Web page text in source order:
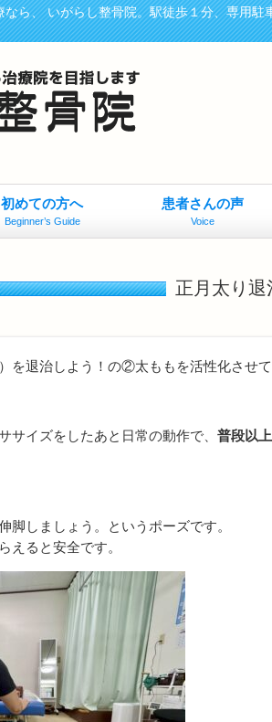
なら、 いがらし整骨院。駅徒歩１分、専用
初めての方へ
Beginner’s Guide
患者さんの声
Voice
正月太り
を退治しよう！の②太ももを活性化させて
サイズをしたあと日常の動作で、 普段以
脚しましょう。というポーズです。
えると安全です。